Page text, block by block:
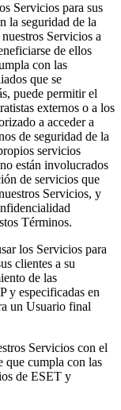
Servicios para sus
la seguridad de la
Servicios a
de ellos
con las
que se
puede permitir el
externos o a los
a acceder a
de seguridad de la
servicios
están involucrados
de servicios que
Servicios, y
Términos.
los Servicios para
clientes a su
de las
y especificadas en
un Usuario final
Servicios con el
que cumpla con las
de ESET y